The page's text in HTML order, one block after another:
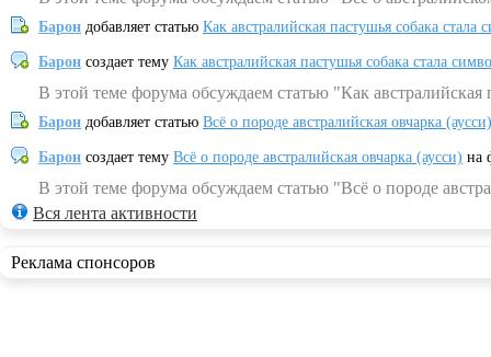
Барон добавляет статью Как австралийская пастушья собака
Барон создает тему Как австралийская пастушья собака стала
В этой теме форума обсуждаем статью "Как
Барон добавляет статью Всё о породе австралийская овчарка (аусси)
Барон создает тему Всё о породе австралийская овчарка (аусси) на
В этой теме форума обсуждаем статью "Всё о породе
Вся лента активности
Реклама спонсоров